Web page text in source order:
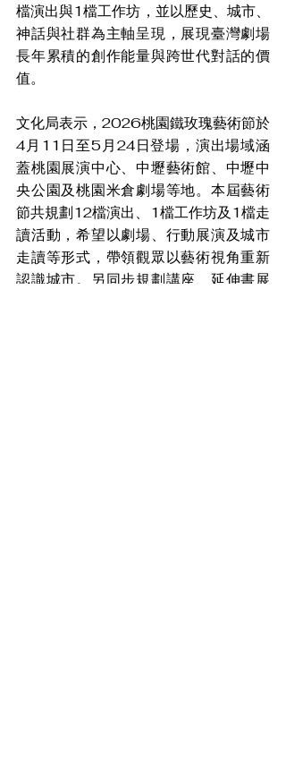
檔演出與1檔工作坊，並以歷史、城市、
神話與社群為主軸呈現，展現臺灣劇場
長年累積的創作能量與跨世代對話的價
值。
文化局表示，2026桃園鐵玫瑰藝術節於
4月11日至5月24日登場，演出場域涵
蓋桃園展演中心、中壢藝術館、中壢中
央公園及桃園米倉劇場等地。本屆藝術
節共規劃12檔演出、1檔工作坊及1檔走
讀活動，希望以劇場、行動展演及城市
走讀等形式，帶領觀眾以藝術視角重新
認識城市。另同步規劃講座、延伸書展